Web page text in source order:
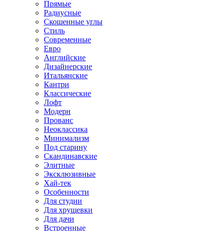
Прямые
Радиусные
Скошенные углы
Стиль
Современные
Евро
Английские
Дизайнерские
Итальянские
Кантри
Классические
Лофт
Модерн
Прованс
Неоклассика
Минимализм
Под старину
Скандинавские
Элитные
Эксклюзивные
Хай-тек
Особенности
Для студии
Для хрущевки
Для дачи
Встроенные